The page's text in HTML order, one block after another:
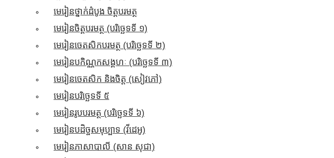
មេរៀនថ្នាក់ដំបូង ចិត្តបរមត្ថ
មេរៀនចិត្តបរមត្ថ (បរិច្ឆេទទី ១)
មេរៀនចេតសិកបរមត្ថ (បរិច្ឆេទទី ២)
មេរៀនបកិណ្ណកសង្គហៈ (បរិច្ឆេទទី ៣)
មេរៀនចេតសិក និងចិត្ត​ (សៀវភៅ)
មេរៀនបរិច្ឆេទទី ៥
មេរៀនរូបបរមត្ថ (បរិច្ឆេទទី ៦)
មេរៀនបដិច្ចសមុប្បាទ​ (វីដេអូ)
មេរៀនភាសាបាលី (សាន សុជា)